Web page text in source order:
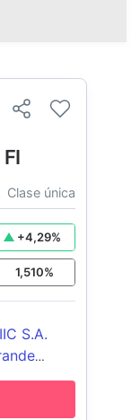
Clase única
+4,29%
1,510%
S.A.